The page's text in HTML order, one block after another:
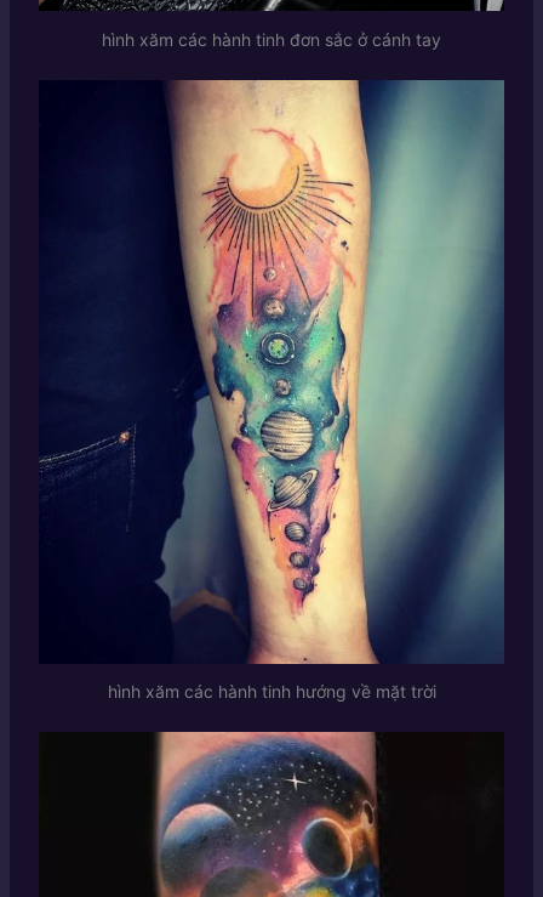
hình xăm các hành tinh đơn sắc ở cánh tay
hình xăm các hành tinh hướng về mặt trời